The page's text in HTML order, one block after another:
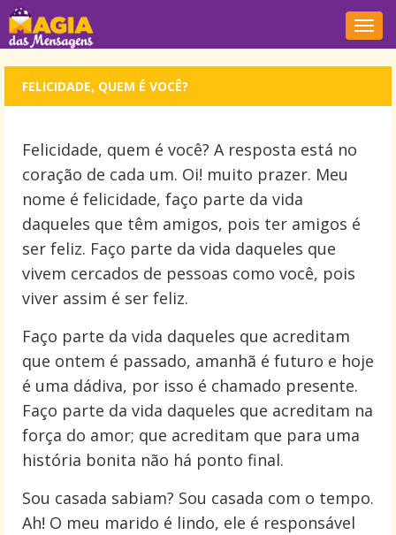
FELICIDADE, QUEM É VOCÊ?
Felicidade, quem é você? A resposta está no
coração de cada um. Oi! muito prazer. Meu
nome é felicidade, faço parte da vida
daqueles que têm amigos, pois ter amigos é
ser feliz. Faço parte da vida daqueles que
vivem cercados de pessoas como você, pois
viver assim é ser feliz.
Faço parte da vida daqueles que acreditam
que ontem é passado, amanhã é futuro e hoje
é uma dádiva, por isso é chamado presente.
Faço parte da vida daqueles que acreditam na
força do amor; que acreditam que para uma
história bonita não há ponto final.
Sou casada sabiam? Sou casada com o tempo.
Ah! O meu marido é lindo, ele é responsável